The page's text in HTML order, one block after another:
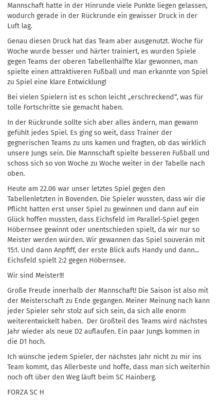
Mannschaft hatte in der Hinrunde viele Punkte liegen gelassen,
wodurch gerade in der Rückrunde ein gewisser Druck in der
Luft lag.
Genau diesen Druck hat das Team aber ausgenutzt. Woche für
Woche wurde besser und härter trainiert, es wurden Spiele
gegen Teams der oberen Tabellenhälfte klar gewonnen, man
spielte einen attraktiveren Fußball und man erkannte von Spiel
zu Spiel eine klare Entwicklung!
Bei vielen Spielern ist es schon leicht „erschreckend“, was für
tolle Fortschritte sie gemacht haben.
In der Rückrunde sollte sich aber alles ändern, man gewann
gefühlt jedes Spiel. Es ging so weit, dass Trainer der
gegnerischen Teams zu uns kamen und fragten, ob das wirklich
unsere Jungs sein. Die Mannschaft spielte besseren Fußball und
schoss sich so von Woche zu Woche weiter in der Tabelle nach
oben.
Heute am 22.06 war unser letztes Spiel gegen den
Tabellenletzten in Bovenden. Die Spieler wussten, dass wir die
Pflicht hatten erst unser Spiel zu gewinnen und dann auf ein
Glück hoffen mussten, dass Eichsfeld im Parallel-Spiel gegen
Höbernsee gewinnt oder unentschieden spielt, da wir nur so
Meister werden würden. Wir gewannen das Spiel souverän mit
15:1. Und dann Anpfiff, der erste Blick aufs Handy und dann...
Eichsfeld spielt 2:2 gegen Höbernsee.
Wir sind Meister!!!
Große Freude innerhalb der Mannschaft! Die Saison ist also mit
der Meisterschaft zu Ende gegangen. Meiner Meinung nach kann
jeder Spieler sehr stolz auf sich sein, da sich alle enorm
weiterentwickelt haben. Der Großteil des Teams wird nächstes
Jahr wieder als neue D2 auflaufen. Ein paar Jungs kommen in
die D1 hoch.
Ich wünsche jedem Spieler, der nächstes Jahr nicht zu mir ins
Team kommt, das Allerbeste und hoffe, dass man sich weiterhin
noch oft über den Weg läuft beim SC Hainberg.
FORZA SC H